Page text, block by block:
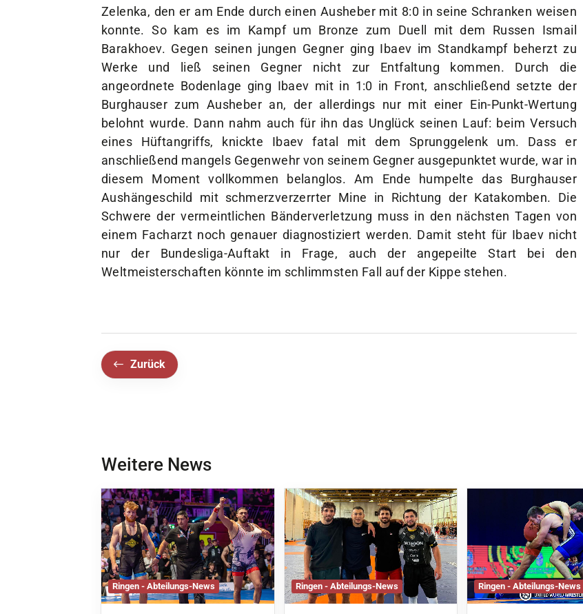
konnte. So kam es im Kampf um Bronze zum Duell mit dem Russen Ismail
Barakhoev. Gegen seinen jungen Gegner ging Ibaev im Standkampf beherzt zu
Werke und ließ seinen Gegner nicht zur Entfaltung kommen. Durch die
angeordnete Bodenlage ging Ibaev mit in 1:0 in Front, anschließend setzte der
Burghauser zum Ausheber an, der allerdings nur mit einer Ein-Punkt-Wertung
belohnt wurde. Dann nahm auch für ihn das Unglück seinen Lauf: beim Versuch
eines Hüftangriffs, knickte Ibaev fatal mit dem Sprunggelenk um. Dass er
anschließend mangels Gegenwehr von seinem Gegner ausgepunktet wurde, war in
diesem Moment vollkommen belanglos. Am Ende humpelte das Burghauser
Aushängeschild mit schmerzverzerrter Mine in Richtung der Katakomben. Die
Schwere der vermeintlichen Bänderverletzung muss in den nächsten Tagen von
einem Facharzt noch genauer diagnostiziert werden. Damit steht für Ibaev nicht
nur der Bundesliga-Auftakt in Frage, auch der angepeilte Start bei den
Weltmeisterschaften könnte im schlimmsten Fall auf der Kippe stehen.
Zurück
Weitere News
Ringen - Abteilungs-News Ringen - Abteilungs-News Ringen - Abteilungs-News